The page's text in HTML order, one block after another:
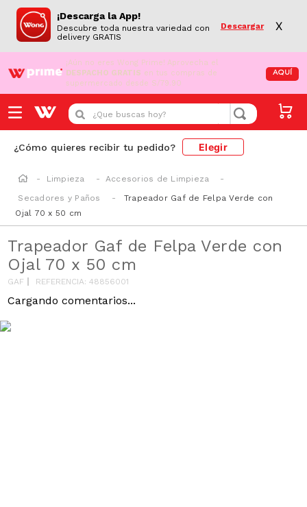
¡Descarga la App!
Descubre toda nuestra variedad con
delivery GRATIS
Descargar X
¡Aún no eres Wong Prime! Aprovecha el
DESPACHO GRATIS en tus compras de
supermercado desde S/79.90
AQUÍ
¿Que buscas hoy?
¿Cómo quieres recibir tu pedido? Elegir
Limpieza
Accesorios de Limpieza
Secadores y Paños
Trapeador Gaf de Felpa Verde con
Ojal 70 x 50 cm
Trapeador Gaf de Felpa Verde con
Ojal 70 x 50 cm
GAF REFERENCIA:48856001
Cargando comentarios...